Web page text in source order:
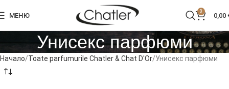
МЕНЮ
0
0,00
Унисекс парфюми
Начало Toate parfumurile Chatler & Chat D'Or Унисекс парфюми